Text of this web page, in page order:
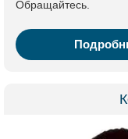
Обращайтесь.